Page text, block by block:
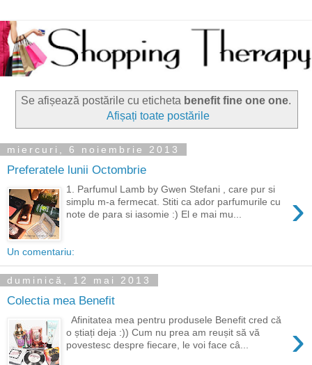
Se afișează postările cu eticheta benefit fine one one.
Afișați toate postările
miercuri, 6 noiembrie 2013
Preferatele lunii Octombrie
›
1. Parfumul Lamb by Gwen Stefani , care pur si
simplu m-a fermecat. Stiti ca ador parfumurile cu
note de para si iasomie :) El e mai mu...
Un comentariu:
duminică, 12 mai 2013
Colectia mea Benefit
›
Afinitatea mea pentru produsele Benefit cred că
o știați deja :)) Cum nu prea am reușit să vă
povestesc despre fiecare, le voi face câ...